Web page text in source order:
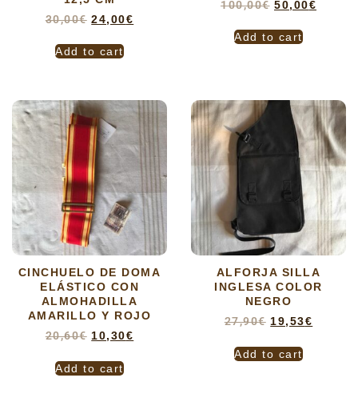
30,00€ 24,00€
Add to cart
100,00€ 50,00€
Add to cart
CINCHUELO DE DOMA
ELÁSTICO CON
ALMOHADILLA
AMARILLO Y ROJO
20,60€ 10,30€
Add to cart
ALFORJA SILLA
INGLESA COLOR
NEGRO
27,90€ 19,53€
Add to cart